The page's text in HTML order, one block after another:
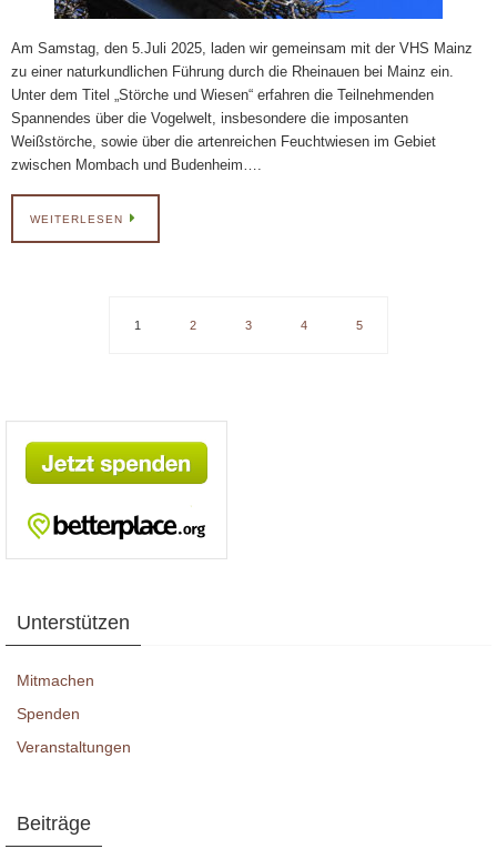
Am Samstag, den 5.Juli 2025, laden wir gemeinsam mit der VHS Mainz
zu einer naturkundlichen Führung durch die Rheinauen bei Mainz ein.
Unter dem Titel „Störche und Wiesen“ erfahren die Teilnehmenden
Spannendes über die Vogelwelt, insbesondere die imposanten
Weißstörche, sowie über die artenreichen Feuchtwiesen im Gebiet
zwischen Mombach und Budenheim….
WEITERLESEN
1 2 3 4 5
Unterstützen
Mitmachen
Spenden
Veranstaltungen
Beiträge